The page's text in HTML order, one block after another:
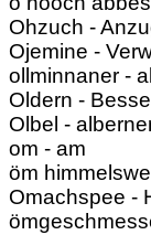
Ohzuch -
Ojemine -
ollminnaner -
Oldern -
Olbel -
om - am
öm
Omachspee -